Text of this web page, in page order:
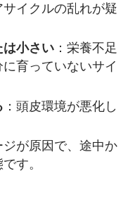
イクルの乱れが疑
は小さい：栄養不足
育っていないサイ
：頭皮環境が悪化し
が原因で、途中か
す。